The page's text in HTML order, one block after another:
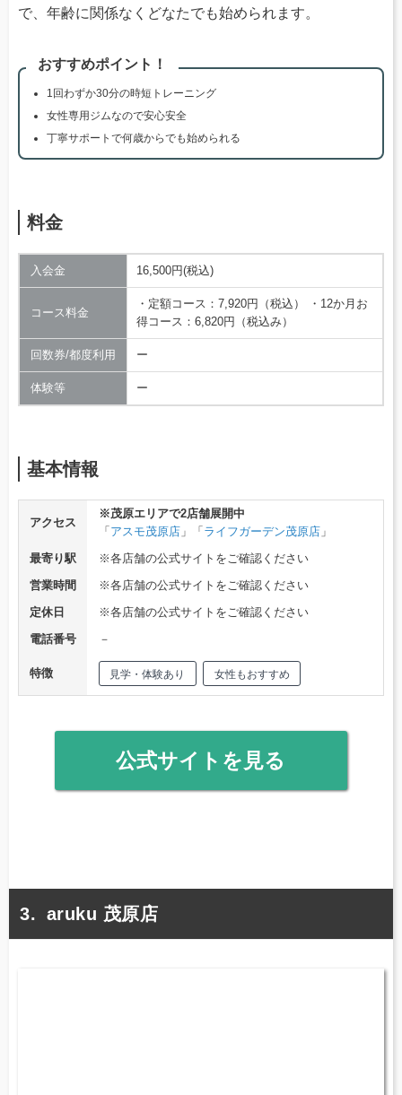
で、年齢に関係なくどなたでも始められます。
おすすめポイント！
1回わずか30分の時短トレーニング
女性専用ジムなので安心安全
丁寧サポートで何歳からでも始められる
料金
入会金 16,500円(税込)
コース料金
・定額コース：7,920円（税込） ・12か月お
得コース：6,820円（税込み）
回数券/都度利用 ー
体験等 ー
基本情報
アクセス
※茂原エリアで2店舗展開中
「 アスモ茂原店」「 ライフガーデン茂原店」
最寄り駅
※各店舗の公式サイトをご確認ください
営業時間
※各店舗の公式サイトをご確認ください
定休日
※各店舗の公式サイトをご確認ください
電話番号
－
特徴 見学・体験あり 女性もおすすめ
公式サイトを見る
aruku 茂原店